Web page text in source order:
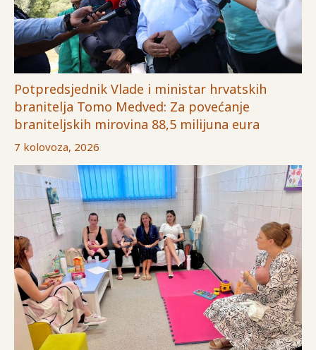
Potpredsjednik Vlade i ministar hrvatskih
branitelja Tomo Medved: Za povećanje
braniteljskih mirovina 88,5 milijuna eura
7 kolovoza, 2026